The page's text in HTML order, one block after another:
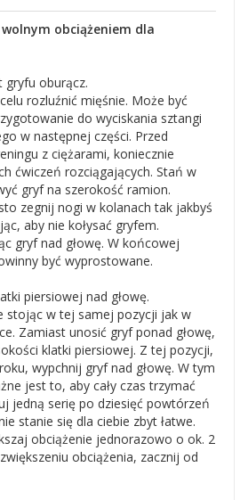
obciążeniem dla
gryfu oburącz.
rozluźnić mięśnie. Może być
do wyciskania sztangi
w następnej części. Przed
z ciężarami, koniecznie
ćwiczeń rozciągających. Stań w
gryf na szerokość ramion.
zegnij nogi w kolanach tak jakbyś
aby nie kołysać gryfem.
gryf nad głowę. W końcowej
być wyprostowane.
piersiowej nad głowę.
stojąc w tej samej pozycji jak w
Zamiast unosić gryf ponad głowę,
klatki piersiowej. Z tej pozycji,
wypchnij gryf nad głowę. W tym
jest to, aby cały czas trzymać
jedną serię po dziesięć powtórzeń
stanie się dla ciebie zbyt łatwe.
obciążenie jednorazowo o ok. 2
obciążenia, zacznij od